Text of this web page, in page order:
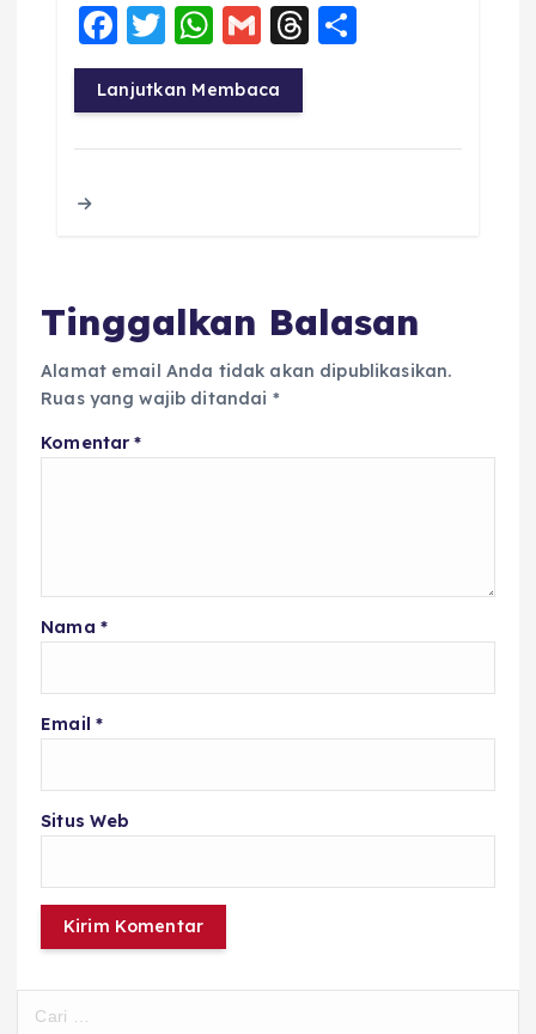
F
a
c
e
T
w
it
te
W
h
a
ts
G
m
ai
l
T
a re
Lanjutkan Membaca
Tinggalkan Balasan
Alamat email Anda tidak akan dipublikasikan.
Ruas yang wajib ditandai *
Komentar*
Nama *
Email *
Situs Web